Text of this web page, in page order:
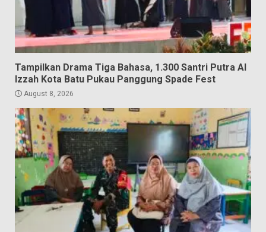
Tampilkan Drama Tiga Bahasa, 1.300 Santri Putra Al
Izzah Kota Batu Pukau Panggung Spade Fest
August 8, 2026